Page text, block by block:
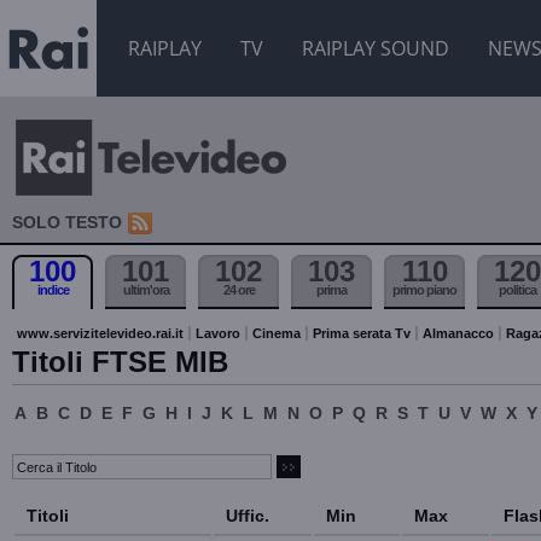
RAIPLAY TV RAIPLAY SOUND NEWS
SOLO TESTO
100
indice
101
ultim'ora
102
24 ore
103
prima
110
primo piano
120
politica
www.servizitelevideo.rai.it Lavoro Cinema Prima serata Tv Almanacco
Titoli FTSE MIB
A B C D E F G H I J K L M N O P Q R S T U V W X Y
Titoli Uffic. Min Max